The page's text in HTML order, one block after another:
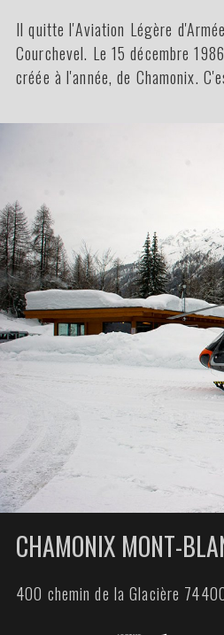
Il quitte l'Aviation Légère
Courchevel. Le 15 décembre
créée à l'année, de Chamonix.
CHAMONIX MONT-
400 chemin de la Glacière